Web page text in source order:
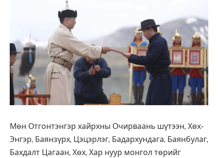
Мөн Отгонтэнгэр хайрхны Очирваань шүтээн, Хөх-
Энгэр, Баянзүрх, Цэцэрлэг, Бадархундага, Баянбулаг,
Бахдалт Цагаан, Хөх, Хар нуур монгол төрийг